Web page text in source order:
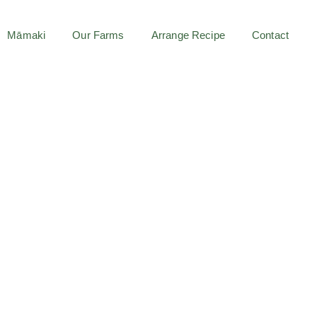
Māmaki Our Farms Arrange Recipe Contact